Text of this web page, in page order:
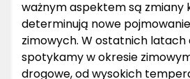
ważnym aspektem są zmiany
determinują nowe
zimowych. W ostatnich latach
spotykamy w okresie
drogowe, od wysokich